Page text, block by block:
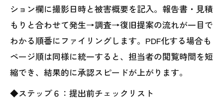
ション欄に撮影日時と被害概要を記入。報告書・見積
もりと合わせて発生→調査→復旧提案の流れが一目で
わかる順番にファイリングします。PDF化する場合も
ページ順は同様に統一すると、担当者の閲覧時間を短
縮でき、結果的に承認スピードが上がります。
◆ステップ６：提出前チェックリスト